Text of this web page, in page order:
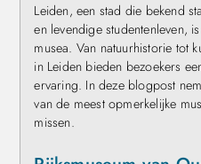
Leiden, een stad die bekend
en levendige studentenleven,
musea. Van natuurhistorie tot
in Leiden bieden bezoekers
ervaring. In deze blogpost
van de meest opmerkelijke
missen.